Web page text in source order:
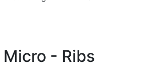
- Ribs